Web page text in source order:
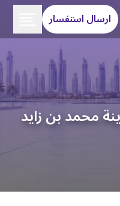
ارسال استفسار
محمد بن زايد